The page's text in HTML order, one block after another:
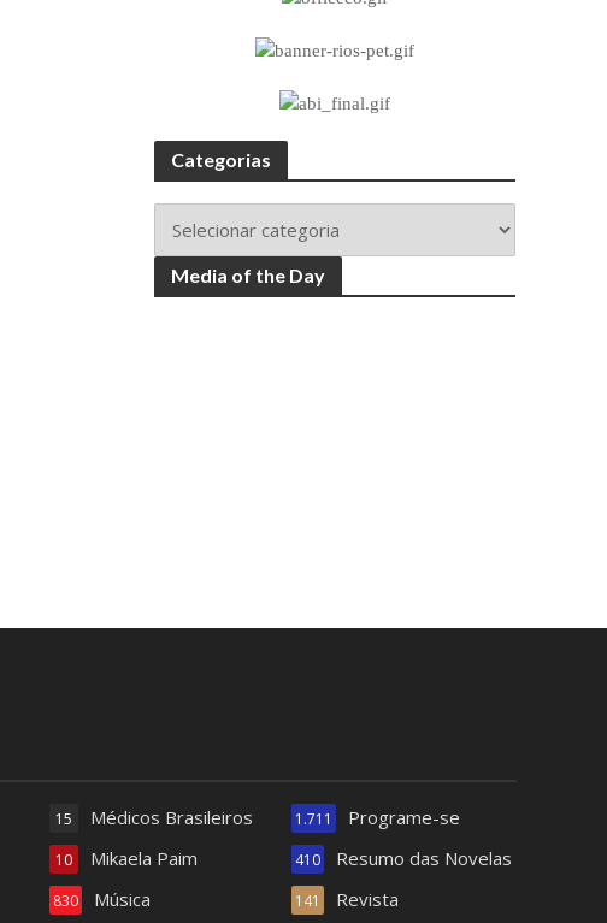
Categorias
Media of the Day
Médicos Brasileiros
15
Mikaela Paim
10
Música
830
Programe-se
1.711
Resumo das Novelas
410
Revista
141